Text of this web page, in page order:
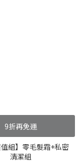
9折再免運
值組】零毛髮霜+私密
清潔組